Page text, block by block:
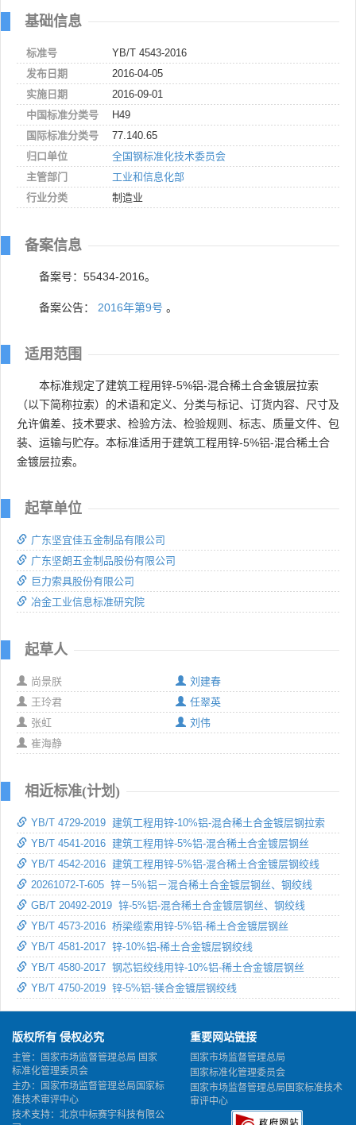
基础信息
标准号
YB/T 4543-2016
发布日期
2016-04-05
实施日期
2016-09-01
中国标准分类号
H49
国际标准分类号
77.140.65
归口单位
全国钢标准化技术委员会
主管部门
工业和信息化部
行业分类
制造业
备案信息
备案号：55434-2016。
备案公告： 2016年第9号 。
适用范围
本标准规定了建筑工程用锌-5%铝-混合稀土合金镀层拉索
（以下简称拉索）的术语和定义、分类与标记、订货内容、尺寸及
允许偏差、技术要求、检验方法、检验规则、标志、质量文件、包
装、运输与贮存。本标准适用于建筑工程用锌-5%铝-混合稀土合
金镀层拉索。
起草单位
广东坚宜佳五金制品有限公司
广东坚朗五金制品股份有限公司
巨力索具股份有限公司
冶金工业信息标准研究院
起草人
尚景朕
刘建春
王玲君
任翠英
张虹
刘伟
崔海静
相近标准(计划)
YB/T 4729-2019 建筑工程用锌-10%铝-混合稀土合金镀层钢拉索
YB/T 4541-2016 建筑工程用锌-5%铝-混合稀土合金镀层钢丝
YB/T 4542-2016 建筑工程用锌-5%铝-混合稀土合金镀层钢绞线
20261072-T-605 锌－5％铝－混合稀土合金镀层钢丝、钢绞线
GB/T 20492-2019 锌-5%铝-混合稀土合金镀层钢丝、钢绞线
YB/T 4573-2016 桥梁缆索用锌-5%铝-稀土合金镀层钢丝
YB/T 4581-2017 锌-10%铝-稀土合金镀层钢绞线
YB/T 4580-2017 钢芯铝绞线用锌-10%铝-稀土合金镀层钢丝
YB/T 4750-2019 锌-5%铝-镁合金镀层钢绞线
版权所有 侵权必究
主管：国家市场监督管理总局 国家
标准化管理委员会
主办：国家市场监督管理总局国家标
准技术审评中心
技术支持：北京中标赛宇科技有限公
重要网站链接
国家市场监督管理总局
国家标准化管理委员会
国家市场监督管理总局国家标准技术
审评中心